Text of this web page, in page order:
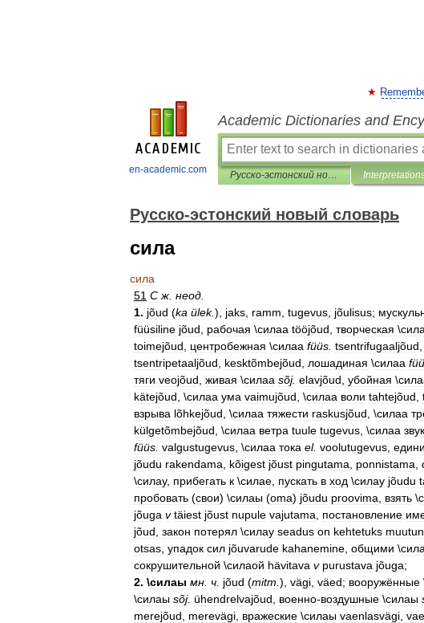
en-academic.com
Academic Dictionaries and
Русско-эстонский новый словарь
Русско-эстонский новый словарь
сила
сила
51 С ж неод
1. jõud (ka ülek.), jaks ramm tugevus jõulisus;
füüsiline jõud рабочая \силаа tööjõud творческая \
toimejõud
центробежная \силаа füüs tsentrifugaaljõud
tsentripetaaljõud
kesktõmbejõud лошадиная \силаа
тяги veojõud живая \силаа sõj. elavjõud убойная \
kätejõud , \силаа ума vaimujõud , \силаа воли tahtejõud
взрыва lõhkejõud , \силаа тяжести raskusjõud , \силаа
külgetõmbejõud , \силаа ветра tuule tugevus , \силаа
füüs valgustugevus , \силаа тока el. voolutugevus
jõudu rakendama kõigest jõust pingutama ponnistama
\силау, прибегать к \силае пускать в ход \силау jõudu
пробовать (свои) \силаы (oma) jõudu proovima взять \
jõuga v täiest jõust nupule vajutama постановление
jõud закон потерял \силау seadus on kehtetuks
otsas упадок сил jõuvarude kahanemine общими \
сокрушительной \силаой hävitava v purustava jõuga;
2. \силаы мн ч jõud (mitm ), vägi väed; вооружённые
\силаы sõj. ühendrelvajõud военно-воздушные \силаы
merejõud
merevägi вражеские \силаы vaenlasvägi